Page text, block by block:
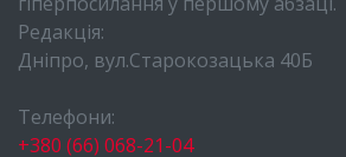
Редакція:
Дніпро, вул.Старокозацька 40Б
Телефони:
+380 (66) 068-21-04